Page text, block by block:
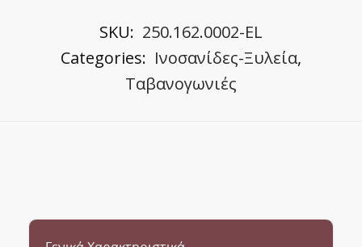
SKU: 250.162.0002-EL
Categories: Ινοσανίδες-Ξυλεία,
Ταβανογωνιές